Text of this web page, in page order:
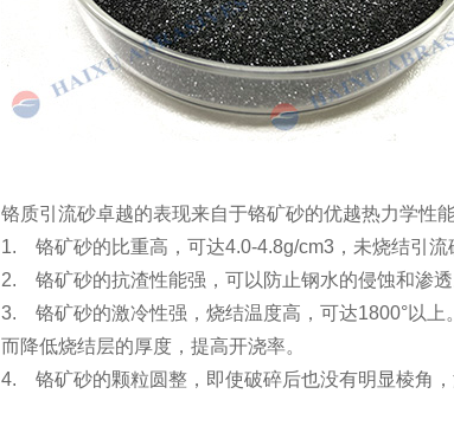
铬质引流砂卓越的表现来自于铬矿砂的优越热力学性能
1. 铬矿砂的比重高，可达4.0-4.8g/cm3，未烧结引流
2. 铬矿砂的抗渣性能强，可以防止钢水的侵蚀和渗透
3. 铬矿砂的激冷性强，烧结温度高，可达1800°以上
而降低烧结层的厚度，提高开浇率。
4. 铬矿砂的颗粒圆整，即使破碎后也没有明显棱角，